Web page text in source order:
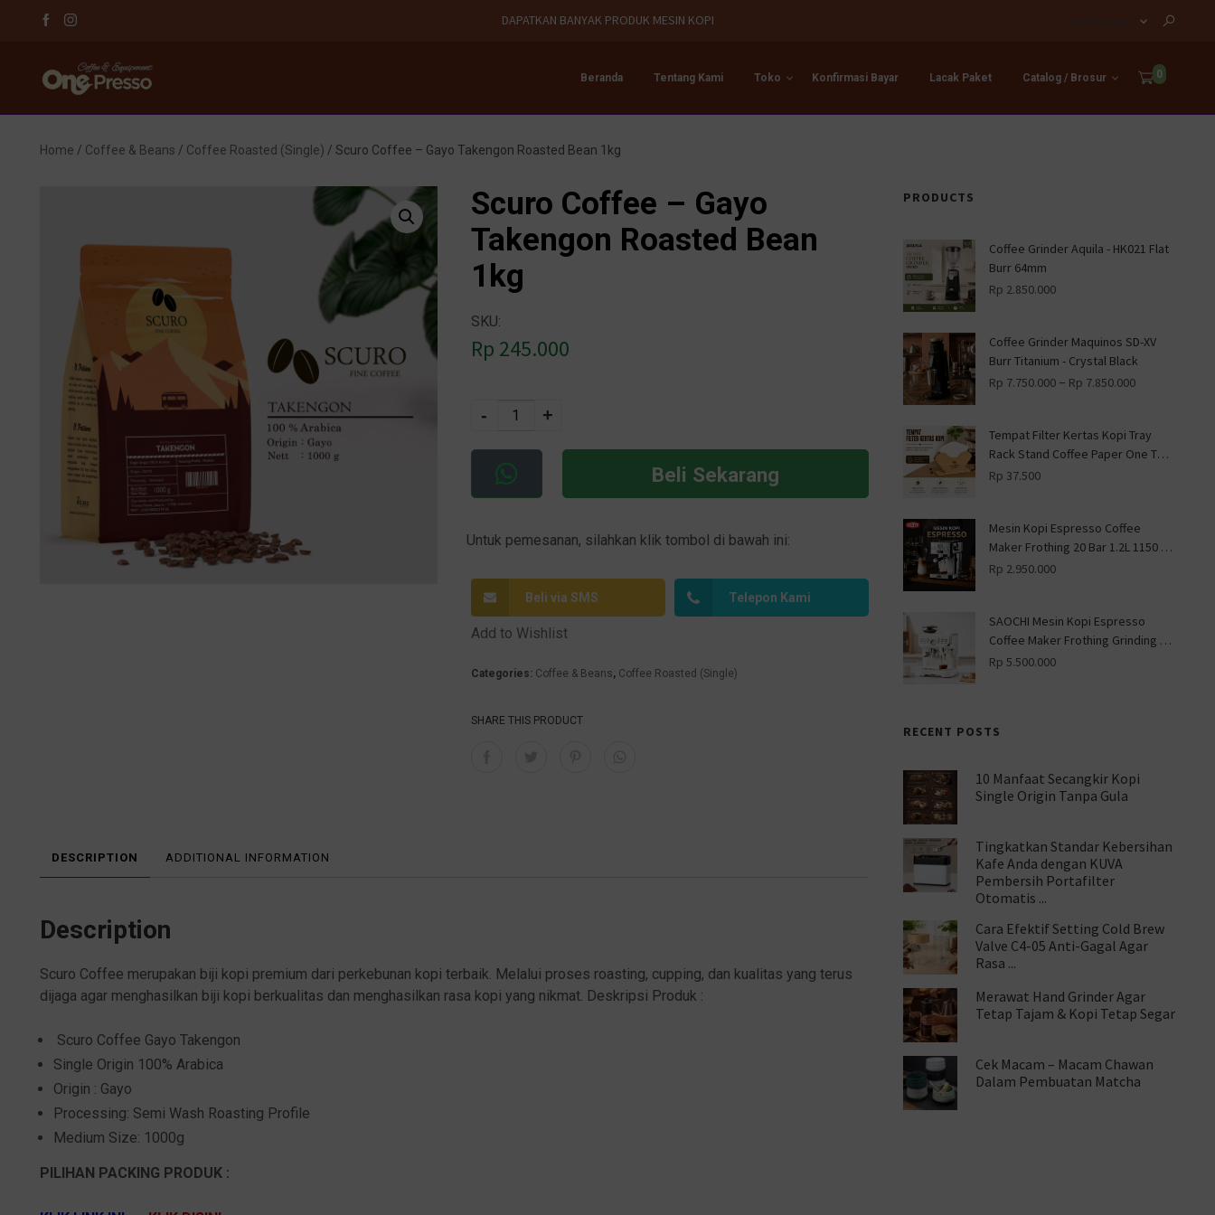
DAPATKAN BANYAK PRODUK MESIN KOPI
Beranda Tentang Kami Toko Konfirmasi Bayar Lacak Paket Catalog / Brosur 0
Home / Coffee & Beans / Coffee Roasted (Single) / Scuro Coffee – Gayo Takengon Roasted Bean 1kg
PRODUCTS
Coffee Grinder Aquila - HK021 Flat
Burr 64mm
Rp 2.850.000
Coffee Grinder Maquinos SD-XV
Burr Titanium - Crystal Black
Rp 7.750.000– Rp 7.850.000
Tempat Filter Kertas Kopi Tray
Rack Stand Coffee Paper One Two
Cups - ZJ013 - Wooden
Rp 37.500
Mesin Kopi Espresso Coffee
Maker Frothing 20 Bar 1.2L 1150 W
- CM-601G - Silver
Rp 2.950.000
SAOCHI Mesin Kopi Espresso
Coffee Maker Frothing Grinding 15
Bar 1450W - 517EA - White
Rp 5.500.000
RECENT POSTS
10 Manfaat Secangkir Kopi
Single Origin Tanpa Gula
Tingkatkan Standar Kebersihan
Kafe Anda dengan KUVA
Pembersih Portafilter
Otomatis ...
Cara Efektif Setting Cold Brew
Valve C4-05 Anti-Gagal Agar
Rasa ...
Merawat Hand Grinder Agar
Tetap Tajam & Kopi Tetap Segar
Cek Macam – Macam Chawan
Dalam Pembuatan Matcha
Scuro Coffee – Gayo
Takengon Roasted Bean
1kg
SKU:
Rp 245.000
- +
Beli Sekarang
ti
e
Untuk pemesanan, silahkan klik tombol di bawah ini:
Beli via SMS Telepon Kami
Add to Wishlist
Categories: Coffee & Beans, Coffee Roasted (Single)
SHARE THIS PRODUCT
DESCRIPTION ADDITIONAL INFORMATION
Description
Scuro Coffee merupakan biji kopi premium dari perkebunan kopi terbaik. Melalui proses roasting, cupping, dan kualitas yang terus
dijaga agar menghasilkan biji kopi berkualitas dan menghasilkan rasa kopi yang nikmat. Deskripsi Produk :
Scuro Coffee Gayo Takengon
Single Origin 100% Arabica
Origin : Gayo
Processing: Semi Wash Roasting Profile
Medium Size: 1000g
PILIHAN PACKING PRODUK :